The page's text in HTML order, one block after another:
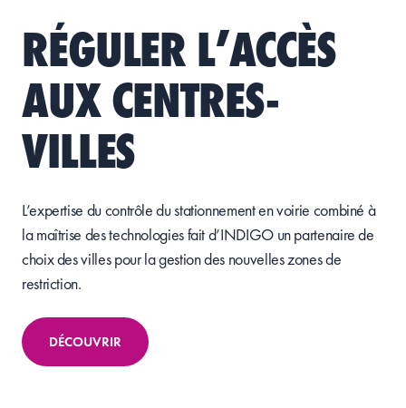
RÉGULER L’ACCÈS
AUX CENTRES-
VILLES
L’expertise du contrôle du stationnement en voirie combiné à
la maîtrise des technologies fait d’INDIGO un partenaire de
choix des villes pour la gestion des nouvelles zones de
restriction.
DÉCOUVRIR